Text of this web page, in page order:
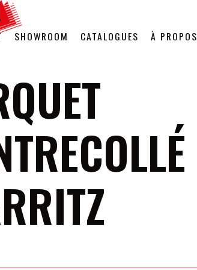
SHOWROOM CATALOGUES À PROPOS